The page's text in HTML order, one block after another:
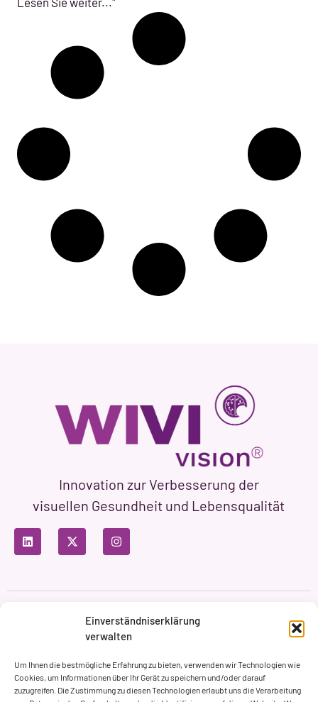
Einverständniserklärung
verwalten
Um Ihnen die bestmögliche Erfahrung zu bieten, verwenden wir Technologien wie
Cookies, um Informationen über Ihr Gerät zu speichern und/oder darauf
zuzugreifen. Die Zustimmung zu diesen Technologien erlaubt uns die Verarbeitung
Innovation zur Verbesserung der
visuellen Gesundheit und Lebensqualität
Datenschutzbestimmungen
Nutzungsbedingungen
Cookie-Richtlinie